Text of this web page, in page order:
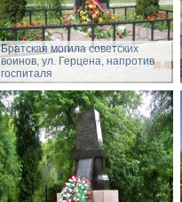
Братская могила советских
воинов, ул. Герцена, напротив
госпиталя